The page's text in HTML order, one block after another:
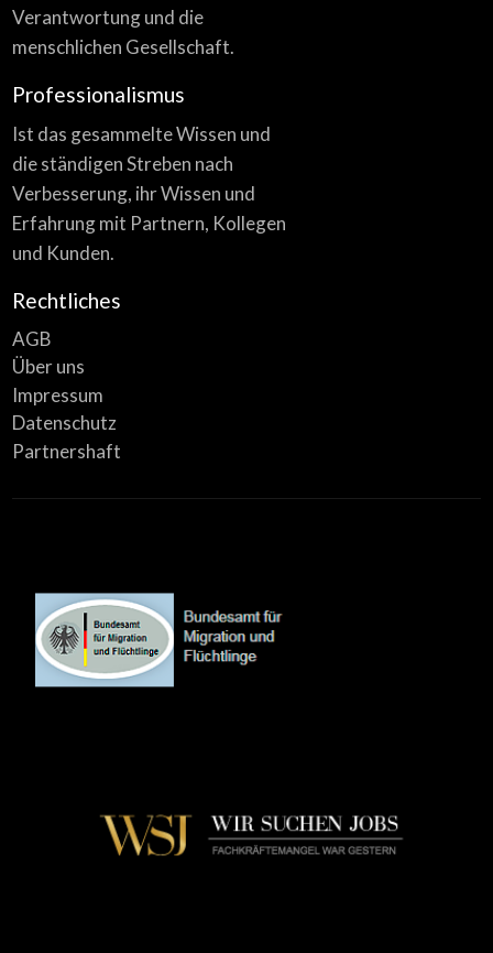
Verantwortung und die
menschlichen Gesellschaft.
Professionalismus
Ist das gesammelte Wissen und
die ständigen Streben nach
Verbesserung, ihr Wissen und
Erfahrung mit Partnern, Kollegen
und Kunden.
Rechtliches
AGB
Über uns
Impressum
Datenschutz
Partnershaft